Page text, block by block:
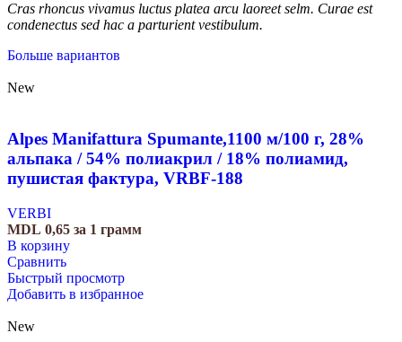
Cras rhoncus vivamus luctus platea arcu laoreet selm. Curae est
condenectus sed hac a parturient vestibulum.
Больше вариантов
New
Alpes Manifattura Spumante,1100 м/100 г, 28%
альпака / 54% полиакрил / 18% полиамид,
пушистая фактура, VRBF-188
VERBI
MDL 0,65 за 1 грамм
В корзину
Сравнить
Быстрый просмотр
Добавить в избранное
New